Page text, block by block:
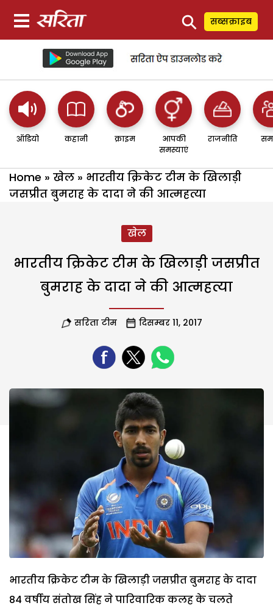
⚲ सब्सक्राइब
ऑडियो कहानी क्राइम
आपकी
समस्याएं
राजनीति
Home » खेल » भारतीय क्रिकेट टीम के खिलाड़ी
जसप्रीत बुमराह के दादा ने की आत्महत्या
खेल
भारतीय क्रिकेट टीम के खिलाड़ी जसप्रीत
बुमराह के दादा ने की आत्महत्या
सरिता टीम दिसम्बर 11, 2017
भारतीय क्रिकेट टीम के खिलाड़ी जसप्रीत बुमराह के दादा
84 वर्षीय संतोख सिंह ने पारिवारिक कलह के चलते